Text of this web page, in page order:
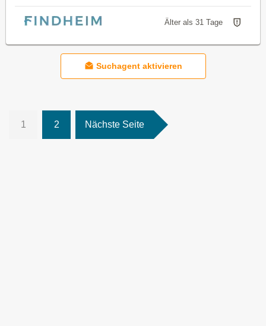
Älter als 31 Tage
Suchagent aktivieren
1 2 Nächste Seite